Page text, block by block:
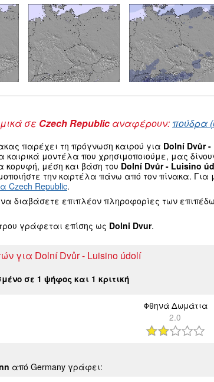
σε Czech Republic αναφέρουν: πούδρα
παρέχει τη πρόγνωση καιρού για Dolní Dvůr
καιρικά μοντέλα που χρησιμοποιούμε, μας
κορυφή, μέση και βάση του Dolní Dvůr - Luisino
την καρτέλα πάνω από τον πίνακα. Για
Czech Republic.
διαβάσετε επιπλέον πληροφορίες των
γράφεται επίσης ως Dolni Dvur.
για Dolní Dvůr - Luisino údolí
σε 1 ψήφος και 1 κριτική
Φθηνά Δωμάτια
2.0
από Germany γράφει: